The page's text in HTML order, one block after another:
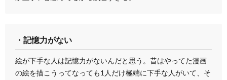
・記憶力がない
絵が下手な人は記憶力がないんだと思う。昔はやってた漫画
の絵を描こうってなっても1人だけ極端に下手な人がいて、そ